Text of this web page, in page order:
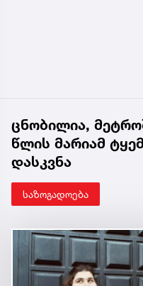
ცნობილია,
წლის მარიამ
დასკვნა
საზოგადოება